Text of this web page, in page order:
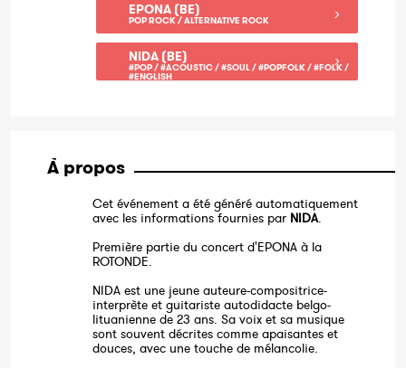
EPONA (BE)
POP ROCK / ALTERNATIVE ROCK
NIDA (BE)
#POP / #ACOUSTIC / #SOUL / #POPFOLK / #FOLK /
#ENGLISH
À propos
Cet événement a été généré automatiquement
avec les informations fournies par NIDA.
Première partie du concert d'EPONA à la
ROTONDE.
NIDA est une jeune auteure-compositrice-
interprète et guitariste autodidacte belgo-
lituanienne de 23 ans. Sa voix et sa musique
sont souvent décrites comme apaisantes et
douces, avec une touche de mélancolie.